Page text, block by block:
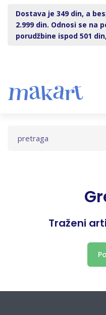
Dostava je 349 din, a
2.999 din. Odnosi se na
porudžbine ispod 501
Traženi